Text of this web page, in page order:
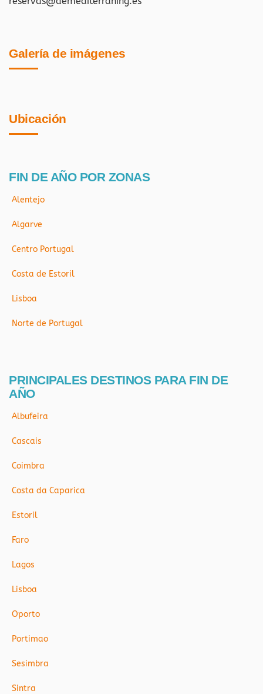
Galería de imágenes
Ubicación
FIN DE AÑO POR ZONAS
Alentejo
Algarve
Centro Portugal
Costa de Estoril
Lisboa
Norte de Portugal
PRINCIPALES DESTINOS PARA FIN DE
AÑO
Albufeira
Cascais
Coimbra
Costa da Caparica
Estoril
Faro
Lagos
Lisboa
Oporto
Portimao
Sesimbra
Sintra